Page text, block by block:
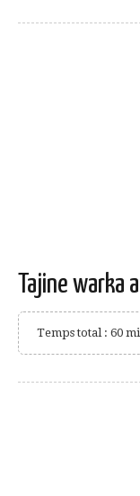
Tajine warka
Temps total : 60